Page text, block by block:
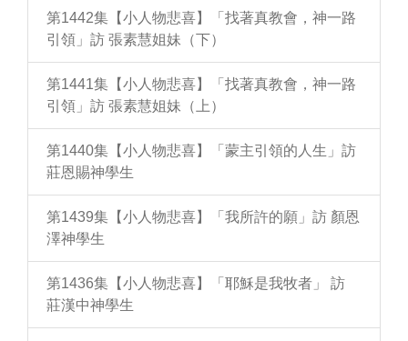
第1442集【小人物悲喜】「找著真教會，神一路
引領」訪 張素慧姐妹（下）
第1441集【小人物悲喜】「找著真教會，神一路
引領」訪 張素慧姐妹（上）
第1440集【小人物悲喜】「蒙主引領的人生」訪
莊恩賜神學生
第1439集【小人物悲喜】「我所許的願」訪 顏恩
澤神學生
第1436集【小人物悲喜】「耶穌是我牧者」 訪
莊漢中神學生